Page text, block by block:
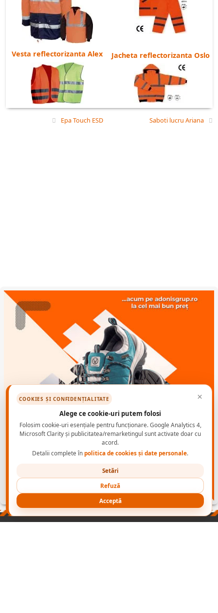
Vesta reflectorizanta Alex Jacheta reflectorizanta Oslo
Epa Touch ESD Saboti lucru Ariana
COOKIES ȘI CONFIDENȚIALITATE ×
Alege ce cookie-uri putem folosi
Folosim cookie-uri esențiale pentru funcționare. Google Analytics 4,
Microsoft Clarity și publicitatea/remarketingul sunt activate doar cu
acord.
Detalii complete în politica de cookies și date personale.
Setări
Refuză
Acceptă